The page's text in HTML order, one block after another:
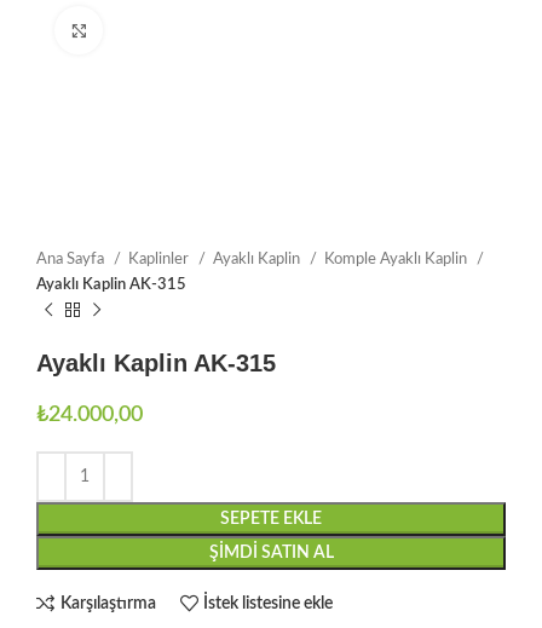
Ana Sayfa Kaplinler Ayaklı Kaplin
Komple Ayaklı Kaplin
Ayaklı Kaplin AK-315
Ayaklı Kaplin AK-315
₺24.000,00
SEPETE EKLE
ŞIMDI SATIN AL
Karşılaştırma İstek listesine ekle